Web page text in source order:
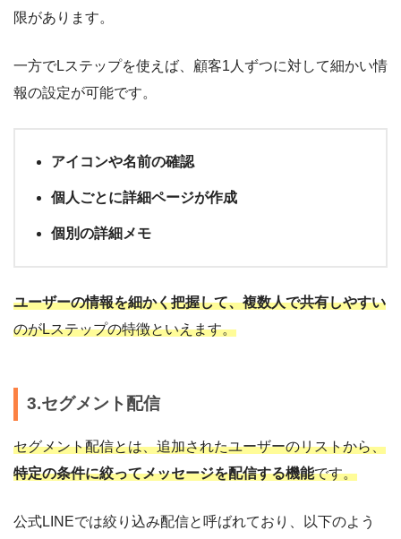
限があります。
一方でLステップを使えば、顧客1人ずつに対して細かい情
報の設定が可能です。
アイコンや名前の確認
個人ごとに詳細ページが作成
個別の詳細メモ
ユーザーの情報を細かく把握して、複数人で共有しやすい
のがLステップの特徴といえます。
3.セグメント配信
セグメント配信とは、追加されたユーザーのリストから、
特定の条件に絞ってメッセージを配信する機能です。
公式LINEでは絞り込み配信と呼ばれており、以下のよう